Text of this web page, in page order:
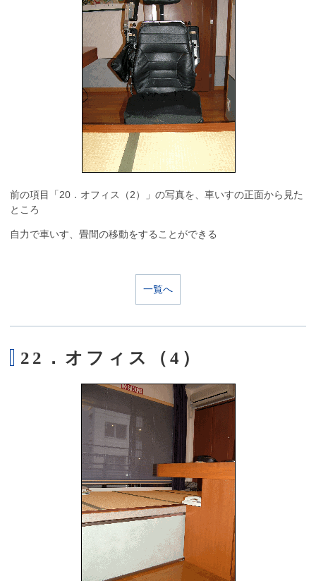
前の項目「20．オフィス（2）」の写真を、車いすの正面から見た
ところ
自力で車いす、畳間の移動をすることができる
一覧へ
22．オフィス（4）